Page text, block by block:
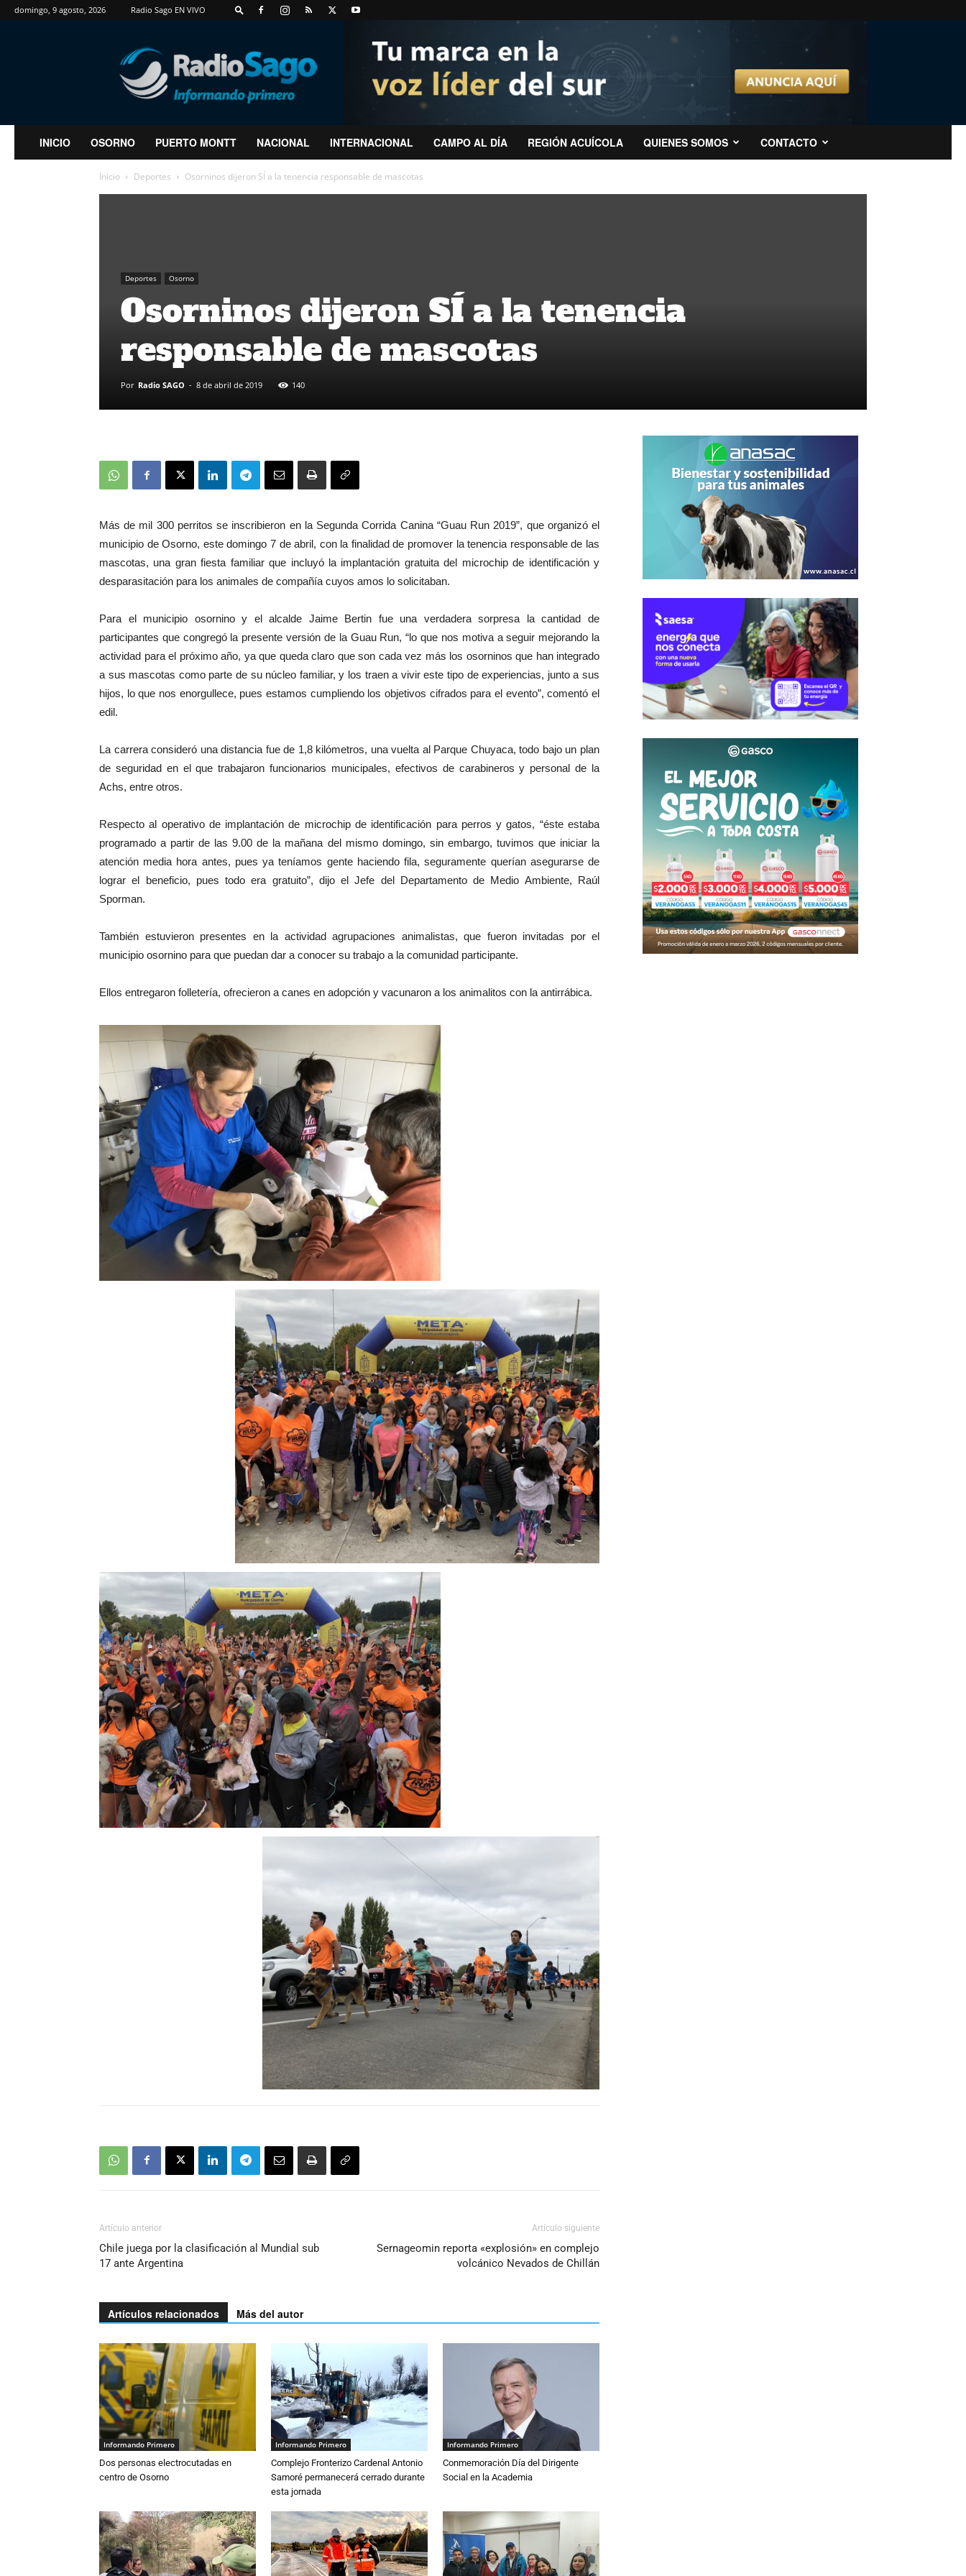
domingo, 9 agosto, 2026 Radio Sago EN VIVO
RadioSago
INICIO OSORNO PUERTO MONTT NACIONAL INTERNACIONAL CAMPO AL DÍA REGIÓN ACUÍCOLA QUIENES SOMOS CONTACTO
Inicio Deportes Osorninos dijeron SÍ a la tenencia responsable de mascotas
Deportes Osorno
Osorninos dijeron SÍ a la tenencia
responsable de mascotas
Por Radio SAGO - 8 de abril de 2019 140
Más de mil 300 perritos se inscribieron en la Segunda Corrida Canina “Guau Run 2019”, que organizó el
municipio de Osorno, este domingo 7 de abril, con la finalidad de promover la tenencia responsable de las
mascotas, una gran fiesta familiar que incluyó la implantación gratuita del microchip de identificación y
desparasitación para los animales de compañía cuyos amos lo solicitaban.
Para el municipio osornino y el alcalde Jaime Bertin fue una verdadera sorpresa la cantidad de
participantes que congregó la presente versión de la Guau Run, “lo que nos motiva a seguir mejorando la
actividad para el próximo año, ya que queda claro que son cada vez más los osorninos que han integrado
a sus mascotas como parte de su núcleo familiar, y los traen a vivir este tipo de experiencias, junto a sus
hijos, lo que nos enorgullece, pues estamos cumpliendo los objetivos cifrados para el evento”, comentó el
edil.
La carrera consideró una distancia fue de 1,8 kilómetros, una vuelta al Parque Chuyaca, todo bajo un plan
de seguridad en el que trabajaron funcionarios municipales, efectivos de carabineros y personal de la
Achs, entre otros.
Respecto al operativo de implantación de microchip de identificación para perros y gatos, “éste estaba
programado a partir de las 9.00 de la mañana del mismo domingo, sin embargo, tuvimos que iniciar la
atención media hora antes, pues ya teníamos gente haciendo fila, seguramente querían asegurarse de
lograr el beneficio, pues todo era gratuito”, dijo el Jefe del Departamento de Medio Ambiente, Raúl
Sporman.
También estuvieron presentes en la actividad agrupaciones animalistas, que fueron invitadas por el
municipio osornino para que puedan dar a conocer su trabajo a la comunidad participante.
Ellos entregaron folletería, ofrecieron a canes en adopción y vacunaron a los animalitos con la antirrábica.
Artículo anterior
Chile juega por la clasificación al Mundial sub
17 ante Argentina
Artículo siguiente
Sernageomin reporta «explosión» en complejo
volcánico Nevados de Chillán
Artículos relacionados Más del autor
Informando Primero
Dos personas electrocutadas en
centro de Osorno
Informando Primero
Complejo Fronterizo Cardenal Antonio
Samoré permanecerá cerrado durante
esta jornada
Informando Primero
Conmemoración Día del Dirigente
Social en la Academia